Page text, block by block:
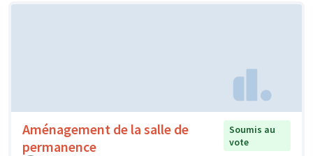
Aménagement de la salle de
permanence
Soumis au
vote